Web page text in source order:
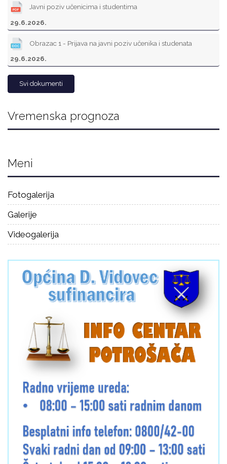
Javni poziv učenicima i studentima
29.6.2026.
Obrazac 1 - Prijava na javni poziv učenika i studenata
29.6.2026.
Svi dokumenti
Vremenska prognoza
Meni
Fotogalerija
Galerije
Videogalerija